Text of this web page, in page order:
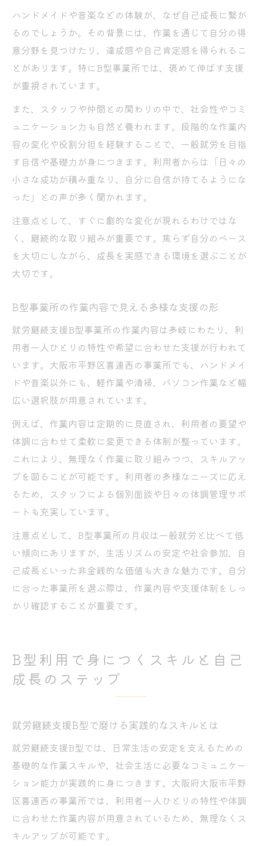
ハンドメイドや音楽などの体験が、なぜ自己成長に繋が
るのでしょうか。その背景には、作業を通じて自分の得
意分野を見つけたり、達成感や自己肯定感を得られるこ
とがあります。特にB型事業所では、褒めて伸ばす支援
が重視されています。
また、スタッフや仲間との関わりの中で、社会性やコミ
ュニケーション力も自然と養われます。段階的な作業内
容の変化や役割分担を経験することで、一般就労を目指
す自信や基礎力が身につきます。利用者からは「日々の
小さな成功が積み重なり、自分に自信が持てるようにな
った」との声が多く聞かれます。
注意点として、すぐに劇的な変化が現れるわけではな
く、継続的な取り組みが重要です。焦らず自分のペース
を大切にしながら、成長を実感できる環境を選ぶことが
大切です。
B型事業所の作業内容で見える多様な支援の形
就労継続支援B型事業所の作業内容は多岐にわたり、利
用者一人ひとりの特性や希望に合わせた支援が行われて
います。大阪市平野区喜連西の事業所でも、ハンドメイ
ドや音楽以外にも、軽作業や清掃、パソコン作業など幅
広い選択肢が用意されています。
例えば、作業内容は定期的に見直され、利用者の要望や
体調に合わせて柔軟に変更できる体制が整っています。
これにより、無理なく作業に取り組みつつ、スキルアッ
プを図ることが可能です。利用者の多様なニーズに応え
るため、スタッフによる個別面談や日々の体調管理サポ
ートも充実しています。
注意点として、B型事業所の月収は一般就労と比べて低
い傾向にありますが、生活リズムの安定や社会参加、自
己成長といった非金銭的な価値も大きな魅力です。自分
に合った事業所を選ぶ際は、作業内容や支援体制をしっ
かり確認することが重要です。
B型利用で身につくスキルと自己
成長のステップ
就労継続支援B型で磨ける実践的なスキルとは
就労継続支援B型では、日常生活の安定を支えるための
基礎的な作業スキルや、社会生活に必要なコミュニケー
ション能力が実践的に身につきます。大阪府大阪市平野
区喜連西の事業所では、利用者一人ひとりの特性や体調
に合わせた作業内容が用意されているため、無理なくス
キルアップが可能です。